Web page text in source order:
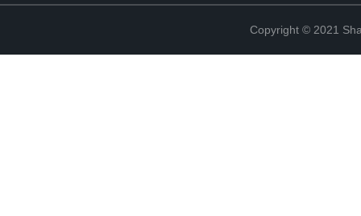
Copyright © 2021